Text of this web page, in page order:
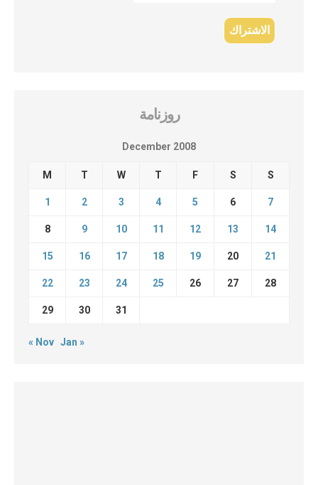
روزنامة
December 2008
M T W T F S S
1 2 3 4 5 6 7
8 9 10 11 12 13 14
15 16 17 18 19 20 21
22 23 24 25 26 27 28
29 30 31
« Nov Jan »